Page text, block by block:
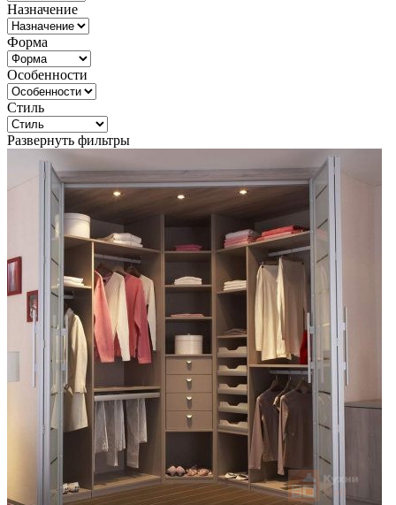
Назначение
Форма
Особенности
Стиль
Развернуть фильтры